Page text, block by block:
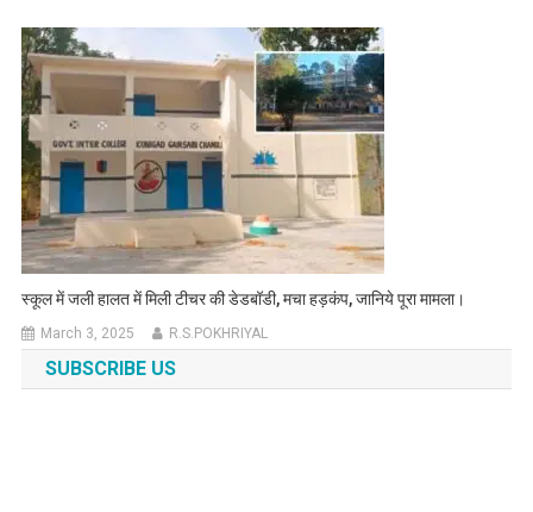
स्कूल में जली हालत में मिली टीचर की डेडबॉडी, मचा हड़कंप, जानिये पूरा मामला।
March 3, 2025 R.S.POKHRIYAL
SUBSCRIBE US